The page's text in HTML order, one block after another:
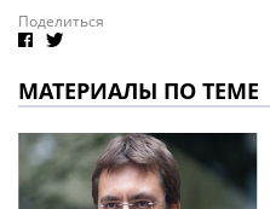
Поделиться
МАТЕРИАЛЫ ПО ТЕМЕ